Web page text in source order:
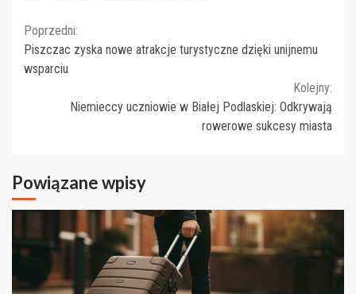
Continue
Reading
Poprzedni:
Piszczac zyska nowe atrakcje turystyczne dzięki unijnemu
wsparciu
Kolejny:
Niemieccy uczniowie w Białej Podlaskiej: Odkrywają
rowerowe sukcesy miasta
Powiązane wpisy